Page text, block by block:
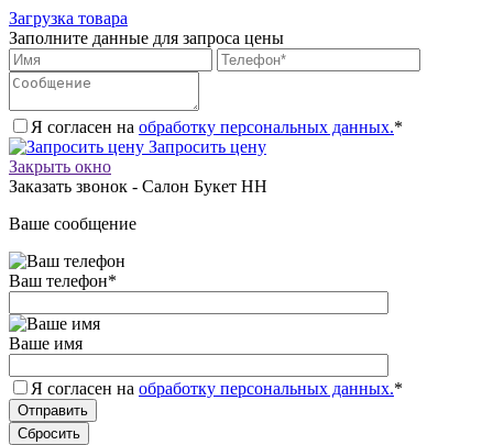
Загрузка товара
Заполните данные для запроса цены
Я согласен на обработку персональных данных.*
Запросить цену
Закрыть окно
Заказать звонок - Салон Букет НН
Ваше сообщение
Ваш телефон*
Ваше имя
Я согласен на обработку персональных данных.*